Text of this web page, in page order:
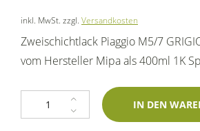
inkl. MwSt. zzgl. Versandkosten
Zweischichtlack Piaggio M5/7
vom Hersteller Mipa als 400ml 1K
1K Spraydose Piaggio M5/7 Grigio Blu
IN DEN